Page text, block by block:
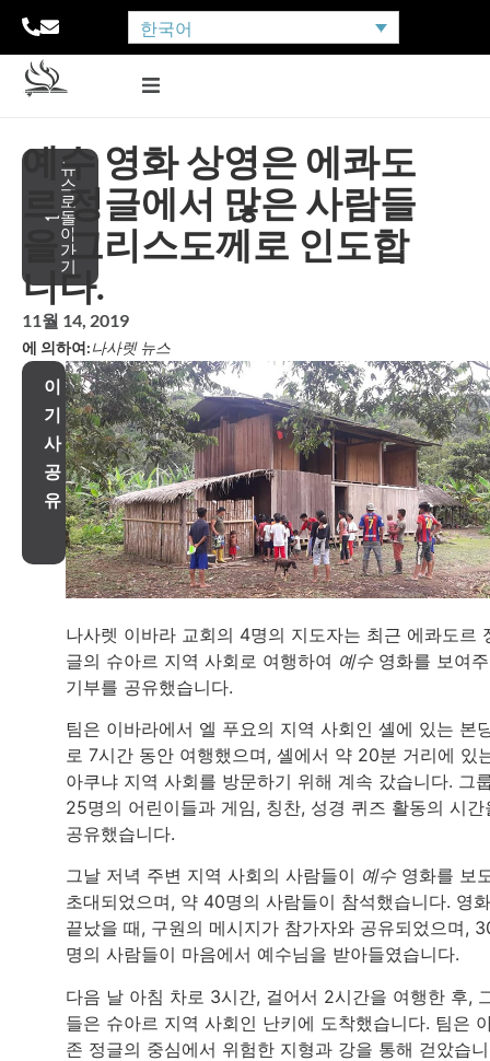
한국어
뉴
스
로
돌
아
가
기
예수 영화 상영은 에콰도
르 정글에서 많은 사람들
을 그리스도께로 인도합
니다.
11월 14, 2019
에 의하여:나사렛 뉴스
이
기
사
공
유
나사렛 이바라 교회의 4명의 지도자는 최근 에콰도르
글의 슈아르 지역 사회로 여행하여 예수영화를 보여
기부를 공유했습니다.
팀은 이바라에서 엘 푸요의 지역 사회인 셸에 있는 본
로 7시간 동안 여행했으며, 셸에서 약 20분 거리에 있
아쿠냐 지역 사회를 방문하기 위해 계속 갔습니다. 그
25명의 어린이들과 게임, 칭찬, 성경 퀴즈 활동의 시간
공유했습니다.
그날 저녁 주변 지역 사회의 사람들이 예수영화를 보
초대되었으며, 약 40명의 사람들이 참석했습니다. 영
끝났을 때, 구원의 메시지가 참가자와 공유되었으며,
명의 사람들이 마음에서 예수님을 받아들였습니다.
다음 날 아침 차로 3시간, 걸어서 2시간을 여행한 후,
들은 슈아르 지역 사회인 난키에 도착했습니다. 팀은
존 정글의 중심에서 위험한 지형과 강을 통해 걷았습